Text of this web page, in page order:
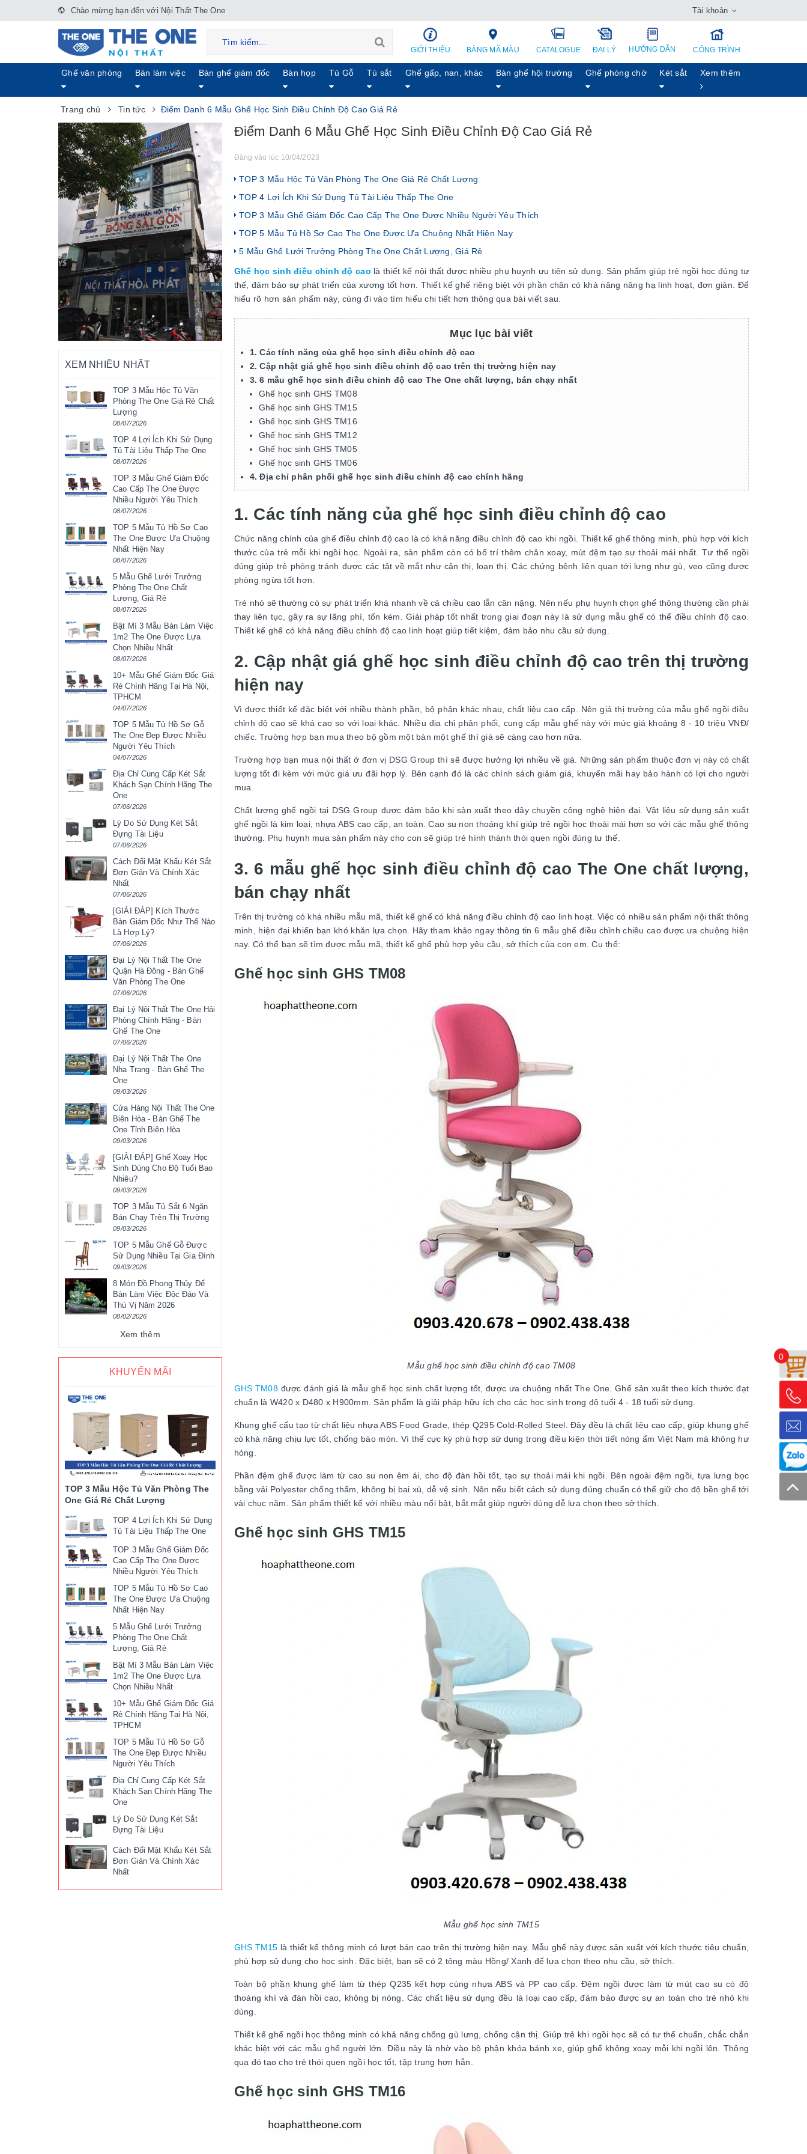
Chào mừng bạn đến với Nội Thất The One Tài khoản
GIỚI THIỆU BẢNG MÃ MÀU CATALOGUE ĐẠI LÝ HƯỚNG DẪN CÔNG TRÌNH
Ghế văn phòng Bàn làm việc Bàn ghế giám đốc Bàn họp Tủ Gỗ Tủ sắt Ghế gấp, nan, khác Bàn ghế hội trường Ghế phòng chờ Két sẳt Xem thêm
Trang chủ Tin tức Điểm Danh 6 Mẫu Ghế Học Sinh Điều Chỉnh Độ Cao Giá Rẻ
Điểm Danh 6 Mẫu Ghế Học Sinh Điều Chỉnh Độ Cao Giá Rẻ
Đăng vào lúc 10/04/2023
TOP 3 Mẫu Hộc Tủ Văn Phòng The One Giá Rẻ Chất Lượng
TOP 4 Lợi Ích Khi Sử Dụng Tủ Tài Liệu Thấp The One
TOP 3 Mẫu Ghế Giám Đốc Cao Cấp The One Được Nhiều Người Yêu Thích
TOP 5 Mẫu Tủ Hồ Sơ Cao The One Được Ưa Chuộng Nhất Hiện Nay
5 Mẫu Ghế Lưới Trưởng Phòng The One Chất Lượng, Giá Rẻ
Ghế học sinh điều chỉnh độ cao là thiết kế nội thất được nhiều phụ huynh ưu tiên sử dụng. Sản phẩm giúp trẻ ngồi học đúng tư
thế, đảm bảo sự phát triển của xương tốt hơn. Thiết kế ghế riêng biệt với phần chân có khả năng nâng hạ linh hoạt, đơn giản. Để
hiểu rõ hơn sản phẩm này, cùng đi vào tìm hiểu chi tiết hơn thông qua bài viết sau.
Mục lục bài viết
1. Các tính năng của ghế học sinh điều chỉnh độ cao
2. Cập nhật giá ghế học sinh điều chỉnh độ cao trên thị trường hiện nay
3. 6 mẫu ghế học sinh điều chỉnh độ cao The One chất lượng, bán chạy nhất
Ghế học sinh GHS TM08
Ghế học sinh GHS TM15
Ghế học sinh GHS TM16
Ghế học sinh GHS TM12
Ghế học sinh GHS TM05
Ghế học sinh GHS TM06
4. Địa chỉ phân phối ghế học sinh điều chỉnh độ cao chính hãng
1. Các tính năng của ghế học sinh điều chỉnh độ cao
Chức năng chính của ghế điều chỉnh độ cao là có khả năng điều chỉnh độ cao khi ngồi. Thiết kế ghế thông minh, phù hợp với kích
thước của trẻ mỗi khi ngồi học. Ngoài ra, sản phẩm còn có bố trí thêm chân xoay, mút đệm tạo sự thoải mái nhất. Tư thế ngồi
đúng giúp trẻ phòng tránh được các tật về mắt như cận thị, loạn thị. Các chứng bệnh liên quan tới lưng như gù, vẹo cũng được
phòng ngừa tốt hơn.
Trẻ nhỏ sẽ thường có sự phát triển khá nhanh về cả chiều cao lẫn cân nặng. Nên nếu phụ huynh chọn ghế thông thường cần phải
thay liên tục, gây ra sự lãng phí, tốn kém. Giải pháp tốt nhất trong giai đoạn này là sử dụng mẫu ghế có thể điều chỉnh độ cao.
Thiết kế ghế có khả năng điều chỉnh độ cao linh hoạt giúp tiết kiệm, đảm bảo nhu cầu sử dụng.
2. Cập nhật giá ghế học sinh điều chỉnh độ cao trên thị trường
hiện nay
Vì được thiết kế đặc biệt với nhiều thành phần, bộ phận khác nhau, chất liệu cao cấp. Nên giá thị trường của mẫu ghế ngồi điều
chỉnh độ cao sẽ khá cao so với loại khác. Nhiều địa chỉ phân phối, cung cấp mẫu ghế này với mức giá khoảng 8 - 10 triệu VNĐ/
chiếc. Trường hợp bạn mua theo bộ gồm một bàn một ghế thì giá sẽ càng cao hơn nữa.
Trường hợp bạn mua nội thất ở đơn vị DSG Group thì sẽ được hưởng lợi nhiều về giá. Những sản phẩm thuộc đơn vị này có chất
lượng tốt đi kèm với mức giá ưu đãi hợp lý. Bên cạnh đó là các chính sách giảm giá, khuyến mãi hay bảo hành có lợi cho người
mua.
Chất lượng ghế ngồi tại DSG Group được đảm bảo khi sản xuất theo dây chuyền công nghệ hiện đại. Vật liệu sử dụng sản xuất
ghế ngồi là kim loại, nhựa ABS cao cấp, an toàn. Cao su non thoáng khí giúp trẻ ngồi học thoải mái hơn so với các mẫu ghế thông
thường. Phụ huynh mua sản phẩm này cho con sẽ giúp trẻ hình thành thói quen ngồi đúng tư thế.
3. 6 mẫu ghế học sinh điều chỉnh độ cao The One chất lượng,
bán chạy nhất
Trên thị trường có khá nhiều mẫu mã, thiết kế ghế có khả năng điều chỉnh độ cao linh hoạt. Việc có nhiều sản phẩm nội thất thông
minh, hiện đại khiến bạn khó khăn lựa chọn. Hãy tham khảo ngay thông tin 6 mẫu ghế điều chỉnh chiều cao được ưa chuộng hiện
nay. Có thể bạn sẽ tìm được mẫu mã, thiết kế ghế phù hợp yêu cầu, sở thích của con em. Cụ thể:
Ghế học sinh GHS TM08
Mẫu ghế học sinh điều chỉnh độ cao TM08
GHS TM08được đánh giá là mẫu ghế học sinh chất lượng tốt, được ưa chuộng nhất The One. Ghế sản xuất theo kích thước đạt
chuẩn là W420 x D480 x H900mm. Sản phẩm là giải pháp hữu ích cho các học sinh trong độ tuổi 4 - 18 tuổi sử dụng.
Khung ghế cấu tạo từ chất liệu nhựa ABS Food Grade, thép Q295 Cold-Rolled Steel. Đây đều là chất liệu cao cấp, giúp khung ghế
có khả năng chịu lực tốt, chống bào mòn. Vì thế cực kỳ phù hợp sử dụng trong điều kiện thời tiết nóng ẩm Việt Nam mà không hư
hỏng.
Phần đệm ghế được làm từ cao su non êm ái, cho độ đàn hồi tốt, tạo sự thoải mái khi ngồi. Bên ngoài đệm ngồi, tựa lưng bọc
bằng vải Polyester chống thấm, không bị bai xù, dễ vệ sinh. Nên nếu biết cách sử dụng đúng chuẩn có thể giữ cho độ bền ghế tới
vài chục năm. Sản phẩm thiết kế với nhiều màu nổi bật, bắt mắt giúp người dùng dễ lựa chọn theo sở thích.
Ghế học sinh GHS TM15
Mẫu ghế học sinh TM15
GHS TM15 là thiết kế thông minh có lượt bán cao trên thị trường hiện nay. Mẫu ghế này được sản xuất với kích thước tiêu chuẩn,
phù hợp sử dụng cho học sinh. Đặc biệt, bạn sẽ có 2 tông màu Hồng/ Xanh để lựa chọn theo nhu cầu, sở thích.
Toàn bộ phần khung ghế làm từ thép Q235 kết hợp cùng nhựa ABS và PP cao cấp. Đệm ngồi được làm từ mút cao su có độ
thoáng khí và đàn hồi cao, không bị nóng. Các chất liệu sử dụng đều là loại cao cấp, đảm bảo được sự an toàn cho trẻ nhỏ khi
dùng.
Thiết kế ghế ngồi học thông minh có khả năng chống gù lưng, chống cận thị. Giúp trẻ khi ngồi học sẽ có tư thế chuẩn, chắc chắn
khác biệt với các mẫu ghế người lớn. Điều này là nhờ vào bộ phận khóa bánh xe, giúp ghế không xoay mỗi khi ngồi lên. Thông
qua đó tạo cho trẻ thói quen ngồi học tốt, tập trung hơn hẳn.
Ghế học sinh GHS TM16
XEM NHIỀU NHẤT
TOP 3 Mẫu Hộc Tủ Văn
Phòng The One Giá Rẻ Chất
Lượng
08/07/2026
TOP 4 Lợi Ích Khi Sử Dụng
Tủ Tài Liệu Thấp The One
08/07/2026
TOP 3 Mẫu Ghế Giám Đốc
Cao Cấp The One Được
Nhiều Người Yêu Thích
08/07/2026
TOP 5 Mẫu Tủ Hồ Sơ Cao
The One Được Ưa Chuộng
Nhất Hiện Nay
08/07/2026
5 Mẫu Ghế Lưới Trưởng
Phòng The One Chất
Lượng, Giá Rẻ
08/07/2026
Bật Mí 3 Mẫu Bàn Làm Việc
1m2 The One Được Lựa
Chọn Nhiều Nhất
08/07/2026
10+ Mẫu Ghế Giám Đốc Giá
Rẻ Chính Hãng Tại Hà Nội,
TPHCM
04/07/2026
TOP 5 Mẫu Tủ Hồ Sơ Gỗ
The One Đẹp Được Nhiều
Người Yêu Thích
04/07/2026
Địa Chỉ Cung Cấp Két Sắt
Khách Sạn Chính Hãng The
One
07/06/2026
Lý Do Sử Dụng Két Sắt
Đựng Tài Liệu
07/06/2026
Cách Đổi Mật Khẩu Két Sắt
Đơn Giản Và Chính Xác
Nhất
07/06/2026
[GIẢI ĐÁP] Kích Thước
Bàn Giám Đốc Như Thế Nào
Là Hợp Lý?
07/06/2026
Đại Lý Nội Thất The One
Quận Hà Đông - Bàn Ghế
Văn Phòng The One
07/06/2026
Đại Lý Nội Thất The One Hải
Phòng Chính Hãng - Bàn
Ghế The One
07/06/2026
Đại Lý Nội Thất The One
Nha Trang - Bàn Ghế The
One
09/03/2026
Cửa Hàng Nội Thất The One
Biên Hòa - Bàn Ghế The
One Tỉnh Biên Hòa
09/03/2026
[GIẢI ĐÁP] Ghế Xoay Học
Sinh Dùng Cho Độ Tuổi Bao
Nhiêu?
09/03/2026
TOP 3 Mẫu Tủ Sắt 6 Ngăn
Bán Chạy Trên Thị Trường
09/03/2026
TOP 5 Mẫu Ghế Gỗ Được
Sử Dụng Nhiều Tại Gia Đình
09/03/2026
8 Món Đồ Phong Thủy Để
Bàn Làm Việc Độc Đáo Và
Thú Vị Năm 2026
08/02/2026
Xem thêm
KHUYẾN MÃI
TOP 3 Mẫu Hộc Tủ Văn Phòng The
One Giá Rẻ Chất Lượng
TOP 4 Lợi Ích Khi Sử Dụng
Tủ Tài Liệu Thấp The One
TOP 3 Mẫu Ghế Giám Đốc
Cao Cấp The One Được
Nhiều Người Yêu Thích
TOP 5 Mẫu Tủ Hồ Sơ Cao
The One Được Ưa Chuộng
Nhất Hiện Nay
5 Mẫu Ghế Lưới Trưởng
Phòng The One Chất
Lượng, Giá Rẻ
Bật Mí 3 Mẫu Bàn Làm Việc
1m2 The One Được Lựa
Chọn Nhiều Nhất
10+ Mẫu Ghế Giám Đốc Giá
Rẻ Chính Hãng Tại Hà Nội,
TPHCM
TOP 5 Mẫu Tủ Hồ Sơ Gỗ
The One Đẹp Được Nhiều
Người Yêu Thích
Địa Chỉ Cung Cấp Két Sắt
Khách Sạn Chính Hãng The
One
Lý Do Sử Dụng Két Sắt
Đựng Tài Liệu
Cách Đổi Mật Khẩu Két Sắt
Đơn Giản Và Chính Xác
Nhất
0